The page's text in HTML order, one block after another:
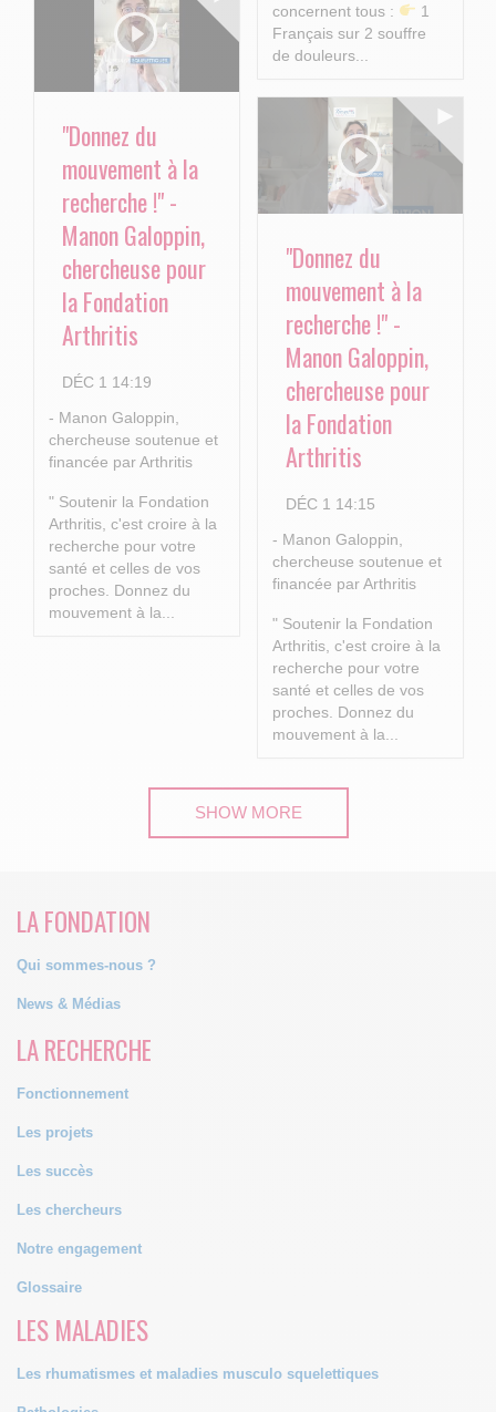
concernent tous :
1
Français sur 2 souffre
de douleurs...
"Donnez du
mouvement à la
recherche !" -
Manon Galoppin,
chercheuse pour
la Fondation
Arthritis
DÉC 1 14:19
- Manon Galoppin,
chercheuse soutenue et
financée par Arthritis
" Soutenir la Fondation
Arthritis, c'est croire à la
recherche pour votre
santé et celles de vos
proches. Donnez du
mouvement à la...
"Donnez du
mouvement à la
recherche !" -
Manon Galoppin,
chercheuse pour
la Fondation
Arthritis
DÉC 1 14:15
- Manon Galoppin,
chercheuse soutenue et
financée par Arthritis
" Soutenir la Fondation
Arthritis, c'est croire à la
recherche pour votre
santé et celles de vos
proches. Donnez du
mouvement à la...
SHOW MORE
LA FONDATION
Qui sommes-nous ?
News & Médias
LA RECHERCHE
Fonctionnement
Les projets
Les succès
Les chercheurs
Notre engagement
Glossaire
LES MALADIES
Les rhumatismes et maladies musculo squelettiques